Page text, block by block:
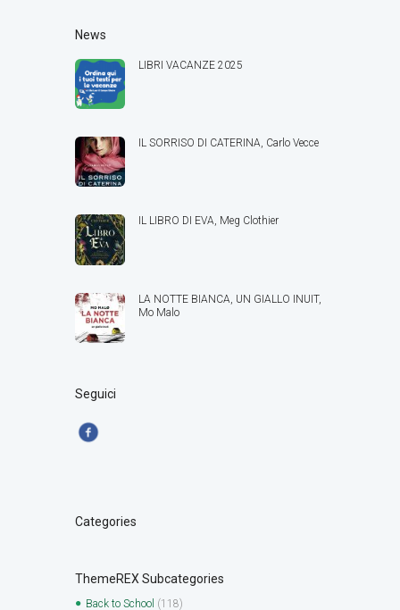
News
LIBRI VACANZE 2025
IL SORRISO DI CATERINA, Carlo Vecce
IL LIBRO DI EVA, Meg Clothier
LA NOTTE BIANCA, UN GIALLO INUIT,
Mo Malo
Seguici
Categories
ThemeREX Subcategories
Back to School (118)